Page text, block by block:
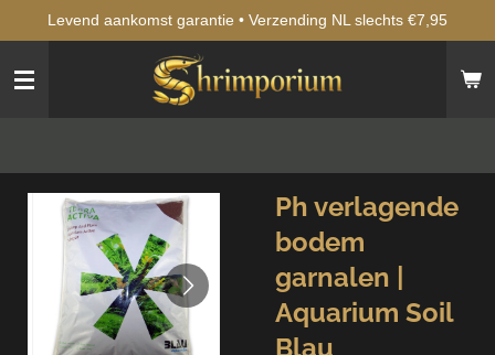
naar
hoofdinhoud
Levend aankomst garantie • Verzending NL slechts €7,95
Ph verlagende
bodem
garnalen |
Aquarium Soil
Blau